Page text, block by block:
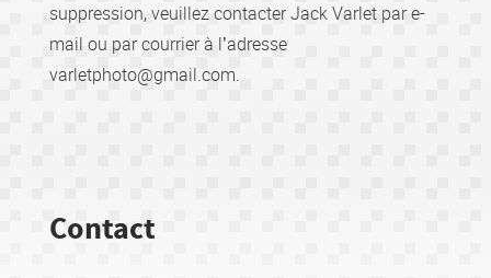
suppression, veuillez contacter Jack Varlet par e-
mail ou par courrier à l’adresse
varletphoto@gmail.com.
Contact